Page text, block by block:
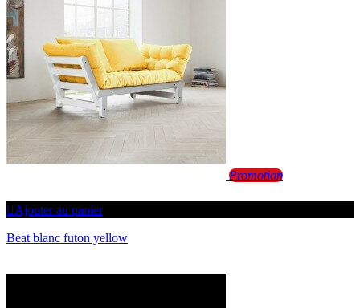
Promotion
Ajouter au panier
Beat blanc futon yellow